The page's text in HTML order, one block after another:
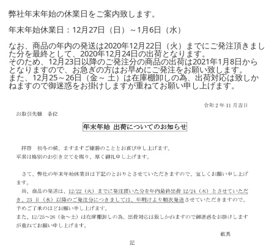
弊社年末年始の休業日をご案内致します。
年末年始休業日：12月27日（日）～1月6日（水）
なお、商品の年内の発送は2020年12月22日（火）までにご発注頂きまし
た分を最終として、2020年12月24日の出荷となります。
そのため、12月23日以降のご発注分の商品の出荷は2021年1月8日から
となりますので、お急ぎの方はお早めにご発注をお願い致します。
また、12月25～26日（金～ 土）は在庫棚卸しの為、出荷対応は致しか
ねますので御迷惑をお掛けしますが重ねてお願い申し上げます。